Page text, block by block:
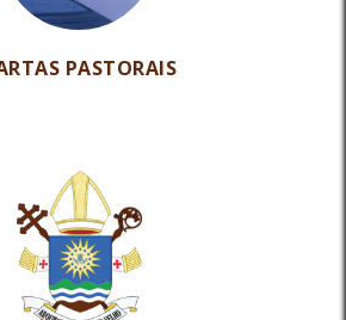
PASTORAIS